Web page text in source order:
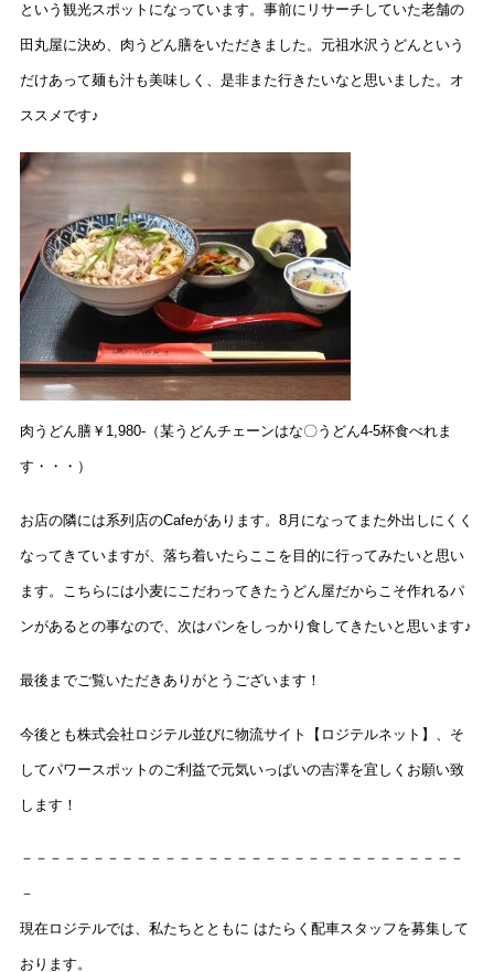
という観光スポットになっています。事前にリサーチしていた老舗の
田丸屋に決め、肉うどん膳をいただきました。元祖水沢うどんという
だけあって麺も汁も美味しく、是非また行きたいなと思いました。オ
ススメです♪
肉うどん膳￥1,980-（某うどんチェーンはな〇うどん4-5杯食べれま
す・・・）
お店の隣には系列店のCafeがあります。8月になってまた外出しにくく
なってきていますが、落ち着いたらここを目的に行ってみたいと思い
ます。こちらには小麦にこだわってきたうどん屋だからこそ作れるパ
ンがあるとの事なので、次はパンをしっかり食してきたいと思います♪
最後までご覧いただきありがとうございます！
今後とも株式会社ロジテル並びに物流サイト【ロジテルネット】、そ
してパワースポットのご利益で元気いっぱいの吉澤を宜しくお願い致
します！
－－－－－－－－－－－－－－－－－－－－－－－－－－－－－－－
－
現在ロジテルでは、私たちとともに はたらく配車スタッフを募集して
おります。